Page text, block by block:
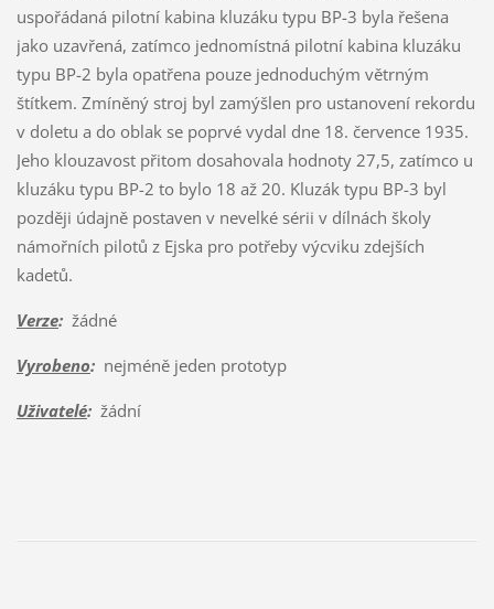
uspořádaná pilotní kabina kluzáku typu BP-3 byla řešena
jako uzavřená, zatímco jednomístná pilotní kabina kluzáku
typu BP-2 byla opatřena pouze jednoduchým větrným
štítkem. Zmíněný stroj byl zamýšlen pro ustanovení rekordu
v doletu a do oblak se poprvé vydal dne 18. července 1935.
Jeho klouzavost přitom dosahovala hodnoty 27,5, zatímco u
kluzáku typu BP-2 to bylo 18 až 20. Kluzák typu BP-3 byl
později údajně postaven v nevelké sérii v dílnách školy
námořních pilotů z Ejska pro potřeby výcviku zdejších
kadetů.
Verze:žádné
Vyrobeno:nejméně jeden prototyp
Uživatelé:žádní